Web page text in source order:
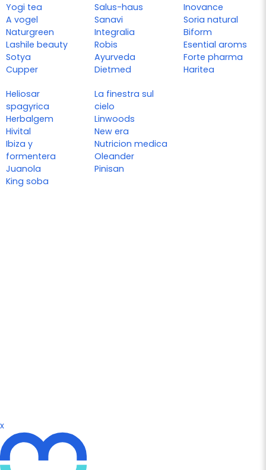
Yogi tea
A vogel
Naturgreen
Lashile beauty
Sotya
Cupper
Salus-haus
Sanavi
Integralia
Robis
Ayurveda
Dietmed
Inovance
Soria natural
Biform
Esential aroms
Forte pharma
Haritea
Heliosar
spagyrica
Herbalgem
Hivital
Ibiza y
formentera
Juanola
King soba
La finestra sul
cielo
Linwoods
New era
Nutricion medica
Oleander
Pinisan
x